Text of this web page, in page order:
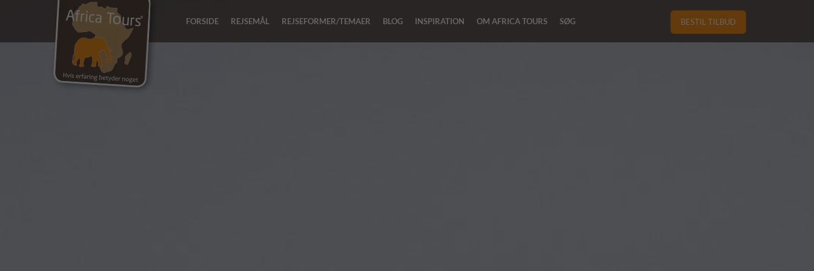
FORSIDE REJSEMÅL REJSEFORMER/TEMAER BLOG INSPIRATION OM AFRICA TOURS SØG BESTIL TILBUD